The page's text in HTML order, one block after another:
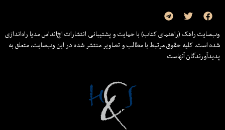
وب‌سایت راهک (راهنمای کتاب) با حمایت و پشتیبانی انتشارات اچ‌اند‌اس مدیا راه‌اندازی
شده است. کلیه حقوق مرتبط با مطالب و تصاویر منتشر شده در این وب‌سایت، متعلق به
پدیدآورندگان آنهاست